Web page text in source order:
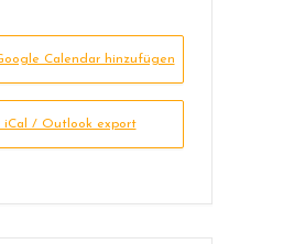
Calendar hinzufügen
iCal / Outlook export